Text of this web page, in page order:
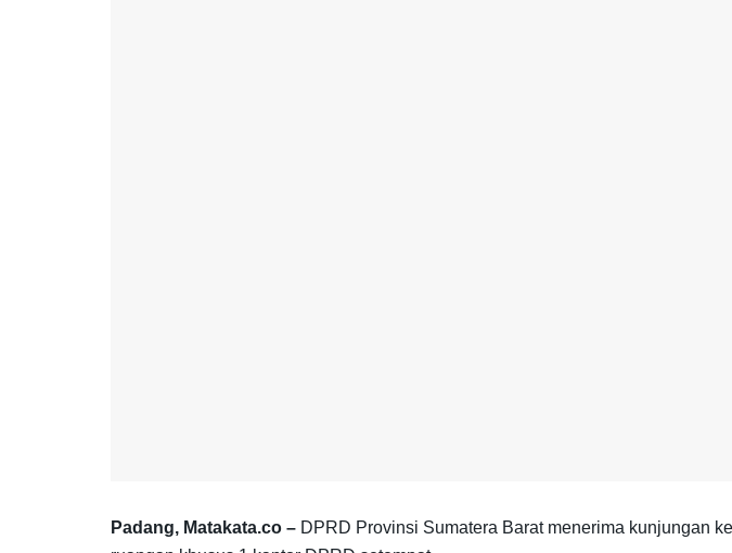
Padang, Matakata.co – DPRD Provinsi Sumatera Barat menerima kunjungan